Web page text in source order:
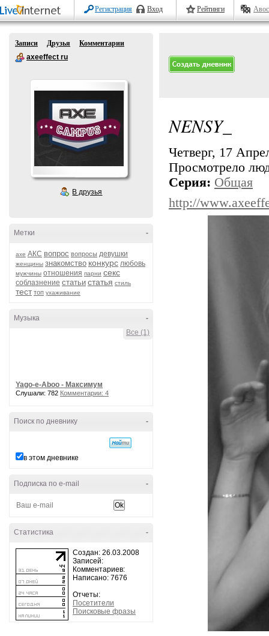
Регистрация Вход Рейтинги
Записи Друзья
Комментарии
axeeffect ru
В друзья
-
Метки
axe АКС вопрос вопросы девушки
женщины знакомство конкурс любовь
мужчины отношения парни секс
соблазнение статьи статья стиль
тест топ ухаживание
-
Музыка
Все (1)
Yago-e-Aboo - Максимум
Слушали: 782 Комментарии: 4
-
Поиск по дневнику
в этом дневнике
-
Подписка по e-mail
-
Статистика
Создан: 26.03.2008
Записей:
Комментариев:
Написано: 7676
Отчеты:
Посетители
Поисковые фразы
NENSY_
Четверг, 17
Просмотрело
Серия: Общая
http://